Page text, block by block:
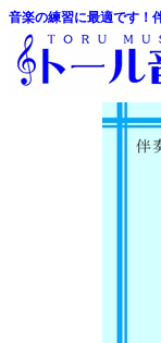
音楽の練習に最適です！